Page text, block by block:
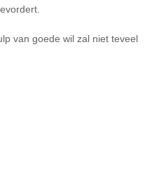
van goede wil zal niet teveel